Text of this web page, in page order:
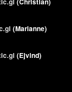
(Marianne)
(Ejvind)